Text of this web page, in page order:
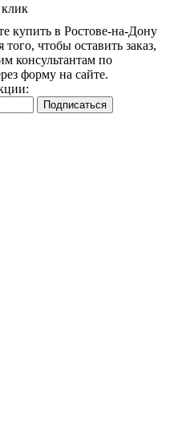
купить в Ростове-на-Дону
чтобы оставить заказ,
консультантам по
форму на сайте.